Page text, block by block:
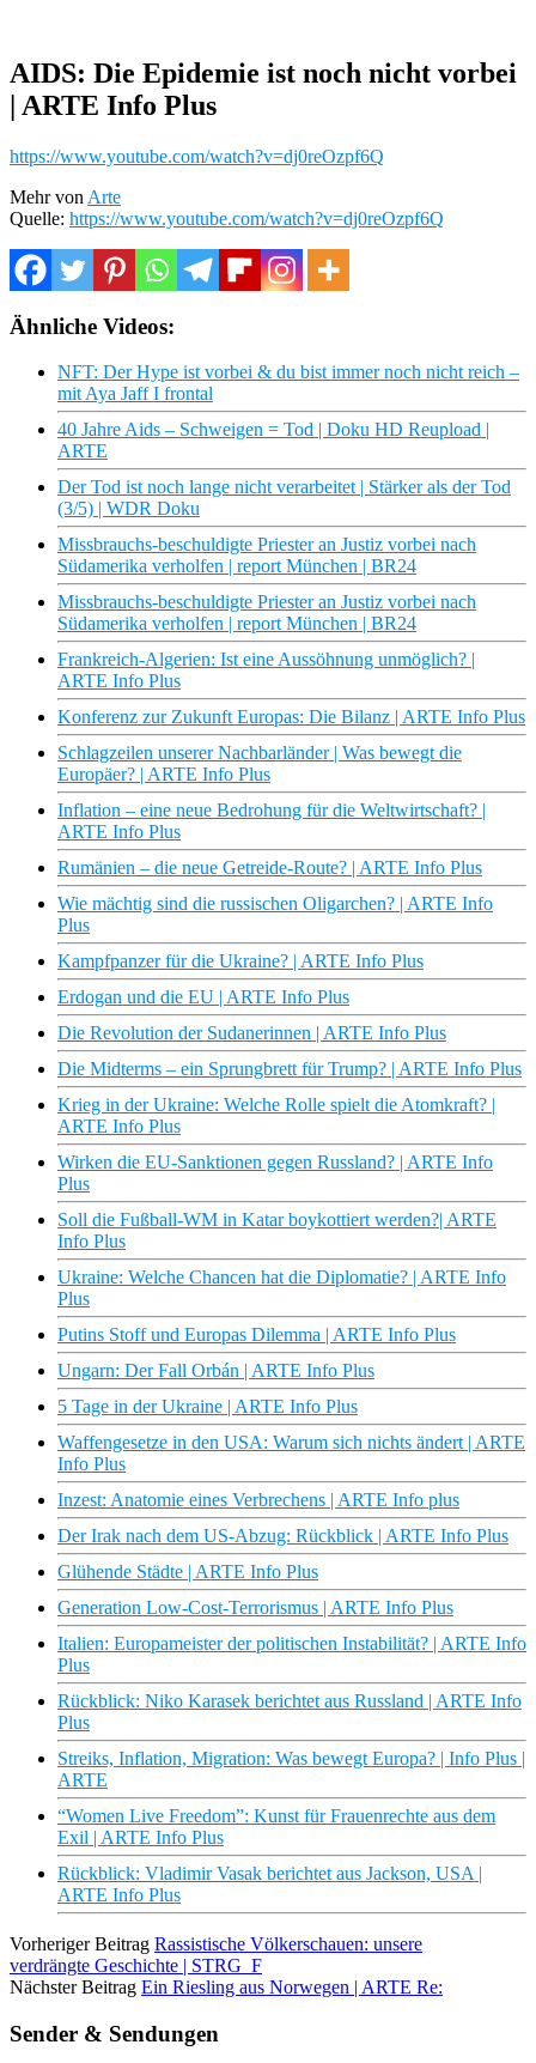
AIDS: Die Epidemie ist noch nicht vorbei
| ARTE Info Plus
https://www.youtube.com/watch?v=dj0reOzpf6Q
Mehr von Arte
Quelle: https://www.youtube.com/watch?v=dj0reOzpf6Q
Ähnliche Videos:
NFT: Der Hype ist vorbei & du bist immer noch nicht reich –
mit Aya Jaff I frontal
40 Jahre Aids – Schweigen = Tod | Doku HD Reupload |
ARTE
Der Tod ist noch lange nicht verarbeitet | Stärker als der Tod
(3/5) | WDR Doku
Missbrauchs-beschuldigte Priester an Justiz vorbei nach
Südamerika verholfen | report München | BR24
Missbrauchs-beschuldigte Priester an Justiz vorbei nach
Südamerika verholfen | report München | BR24
Frankreich-Algerien: Ist eine Aussöhnung unmöglich? |
ARTE Info Plus
Konferenz zur Zukunft Europas: Die Bilanz | ARTE Info Plus
Schlagzeilen unserer Nachbarländer | Was bewegt die
Europäer? | ARTE Info Plus
Inflation – eine neue Bedrohung für die Weltwirtschaft? |
ARTE Info Plus
Rumänien – die neue Getreide-Route? | ARTE Info Plus
Wie mächtig sind die russischen Oligarchen? | ARTE Info
Plus
Kampfpanzer für die Ukraine? | ARTE Info Plus
Erdogan und die EU | ARTE Info Plus
Die Revolution der Sudanerinnen | ARTE Info Plus
Die Midterms – ein Sprungbrett für Trump? | ARTE Info Plus
Krieg in der Ukraine: Welche Rolle spielt die Atomkraft? |
ARTE Info Plus
Wirken die EU-Sanktionen gegen Russland? | ARTE Info
Plus
Soll die Fußball-WM in Katar boykottiert werden?| ARTE
Info Plus
Ukraine: Welche Chancen hat die Diplomatie? | ARTE Info
Plus
Putins Stoff und Europas Dilemma | ARTE Info Plus
Ungarn: Der Fall Orbán | ARTE Info Plus
5 Tage in der Ukraine | ARTE Info Plus
Waffengesetze in den USA: Warum sich nichts ändert | ARTE
Info Plus
Inzest: Anatomie eines Verbrechens | ARTE Info plus
Der Irak nach dem US-Abzug: Rückblick | ARTE Info Plus
Glühende Städte | ARTE Info Plus
Generation Low-Cost-Terrorismus | ARTE Info Plus
Italien: Europameister der politischen Instabilität? | ARTE Info
Plus
Rückblick: Niko Karasek berichtet aus Russland | ARTE Info
Plus
Streiks, Inflation, Migration: Was bewegt Europa? | Info Plus |
ARTE
“Women Live Freedom”: Kunst für Frauenrechte aus dem
Exil | ARTE Info Plus
Rückblick: Vladimir Vasak berichtet aus Jackson, USA |
ARTE Info Plus
Vorheriger Beitrag Rassistische Völkerschauen: unsere
verdrängte Geschichte | STRG_F
Nächster Beitrag Ein Riesling aus Norwegen | ARTE Re:
Sender & Sendungen